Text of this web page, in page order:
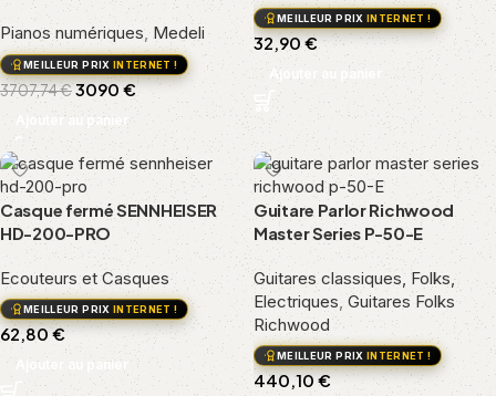
Pianos numériques,Medeli
MEILLEUR PRIX INTERNET !
3707,74€3090€
Ajouter au panier
MEILLEUR PRIX INTERNET !
32,90€
Ajouter au panier
Casque fermé SENNHEISER
HD-200-PRO
Ecouteurs et Casques
MEILLEUR PRIX INTERNET !
62,80€
Ajouter au panier
Guitare Parlor Richwood
Master Series P-50-E
Guitares classiques, Folks,
Electriques ,Guitares Folks
Richwood
MEILLEUR PRIX INTERNET !
440,10€